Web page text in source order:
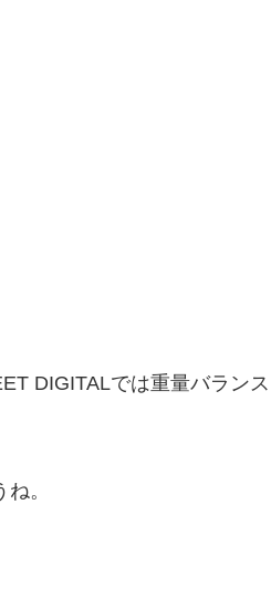
DIGITALでは重量バランス
。